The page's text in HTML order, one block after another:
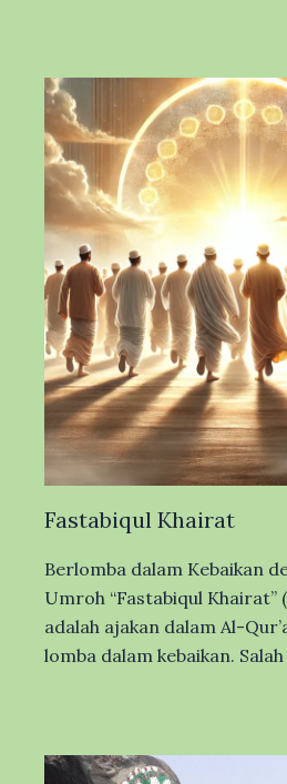
Fastabiqul Khairat
Berlomba dalam Kebaikan
Umroh “Fastabiqul Khairat” (فَاسْتَبِقُوا الْخَيْرَاتِ)
adalah ajakan dalam Al-
lomba dalam kebaikan.